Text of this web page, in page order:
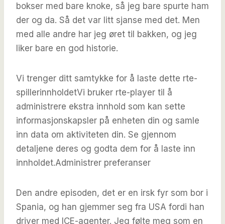
bokser med bare knoke, så jeg bare spurte ham
der og da. Så det var litt sjanse med det. Men
med alle andre har jeg øret til bakken, og jeg
liker bare en god historie.
Vi trenger ditt samtykke for å laste dette rte-
spillerinnholdetVi bruker rte-player til å
administrere ekstra innhold som kan sette
informasjonskapsler på enheten din og samle
inn data om aktiviteten din. Se gjennom
detaljene deres og godta dem for å laste inn
innholdet.Administrer preferanser
Den andre episoden, det er en irsk fyr som bor i
Spania, og han gjemmer seg fra USA fordi han
driver med ICE-agenter. Jeg følte meg som en